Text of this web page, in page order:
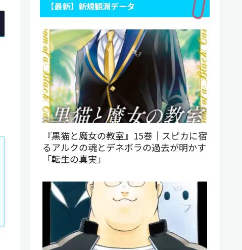
【最新】新規観測データ
『黒猫と魔女の教室』15巻｜スピカに宿
るアルクの魂とデネボラの過去が明かす
「転生の真実」